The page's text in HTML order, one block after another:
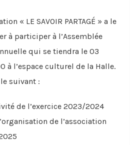
« LE SAVOIR PARTAGÉ » a le
à participer à l’Assemblée
qui se tiendra le 03
à l’espace culturel de la Halle.
suivant :
de l’exercice 2023/2024
de l’association